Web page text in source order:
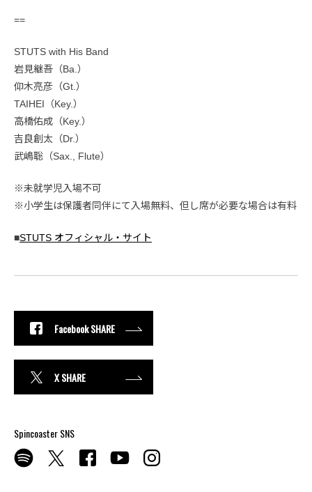
==
STUTS with His Band
岩見継吾（Ba.）
仰木亮彦（Gt.）
TAIHEI（Key.）
高橋佑成（Key.）
吉良創太（Dr.）
武嶋聡（Sax., Flute）
※未就学児入場不可
※小学生は保護者同伴にて入場無料、但し席が必要な場合は有料
■STUTS オフィシャル・サイト
Facebook SHARE
X SHARE
Spincoaster SNS